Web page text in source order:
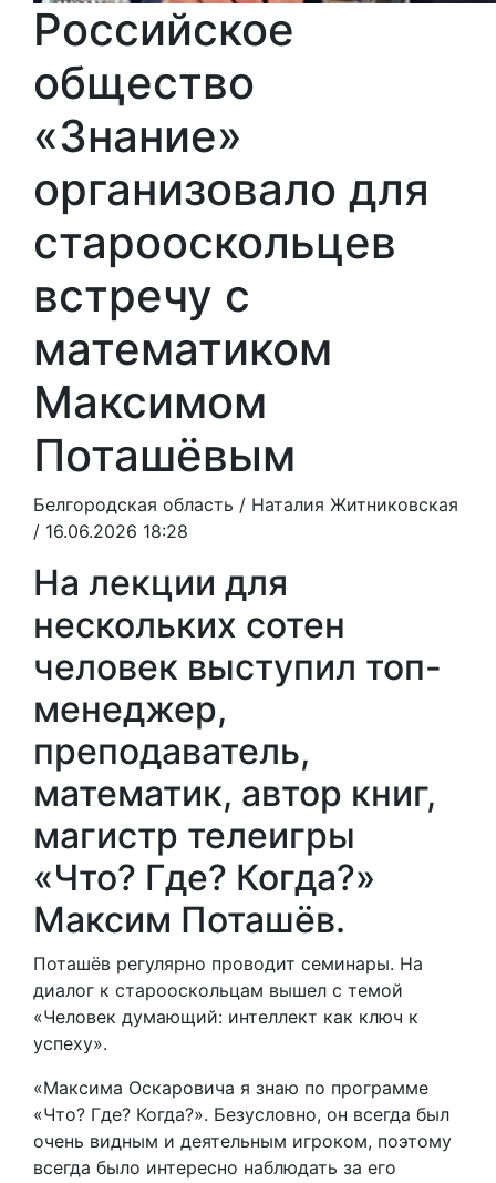
Российское
общество
«Знание»
организовало для
старооскольцев
встречу с
математиком
Максимом
Поташёвым
Белгородская область / Наталия Житниковская
/ 16.06.2026 18:28
На лекции для
нескольких сотен
человек выступил топ-
менеджер,
преподаватель,
математик, автор книг,
магистр телеигры
«Что? Где? Когда?»
Максим Поташёв.
Поташёв регулярно проводит семинары. На
диалог к старооскольцам вышел с темой
«Человек думающий: интеллект как ключ к
успеху».
«Максима Оскаровича я знаю по программе
«Что? Где? Когда?». Безусловно, он всегда был
очень видным и деятельным игроком, поэтому
всегда было интересно наблюдать за его